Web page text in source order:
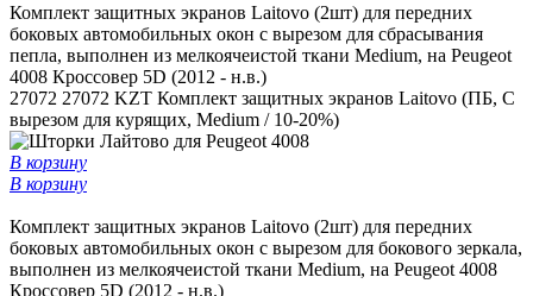
Комплект защитных экранов Laitovo (2шт) для передних
боковых автомобильных окон c вырезом для сбрасывания
пепла, выполнен из мелкоячеистой ткани Medium, на Peugeot
4008 Кроссовер 5D (2012 - н.в.)
27072 27072 KZT Комплект защитных экранов Laitovo (ПБ, С
вырезом для курящих, Medium / 10-20%)
В корзину
В корзину
Комплект защитных экранов Laitovo (2шт) для передних
боковых автомобильных окон с вырезом для бокового зеркала,
выполнен из мелкоячеистой ткани Medium, на Peugeot 4008
Кроссовер 5D (2012 - н.в.)